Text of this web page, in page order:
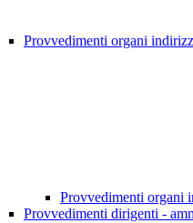
Provvedimenti organi
Provvedimenti organi
Provvedimenti dirigenti -